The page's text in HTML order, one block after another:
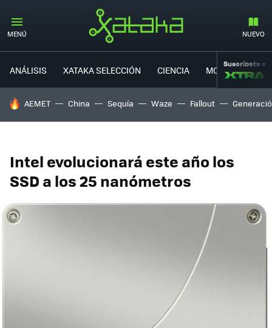
MENÚ NUEVO
ANÁLISIS XATAKA SELECCIÓN CIENCIA MOVILIDAD
Suscríbete a
HOY SE HABLA DE
AEMET China Sequía Waze Fallout
Intel evolucionará este año los
SSD a los 25 nanómetros